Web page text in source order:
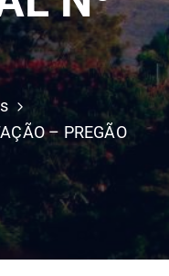
– PREGÃO